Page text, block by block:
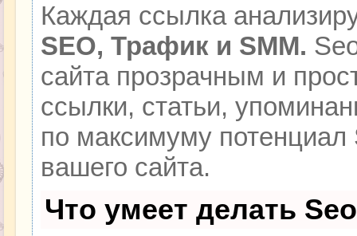
Каждая ссылка
SEO, Трафик и SMM.
сайта прозрачным и
ссылки, статьи,
по максимуму
вашего сайта.
Что умеет делать